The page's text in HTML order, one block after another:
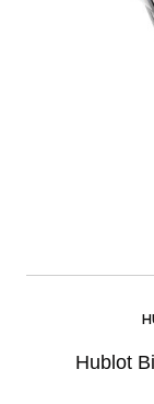
Hublot